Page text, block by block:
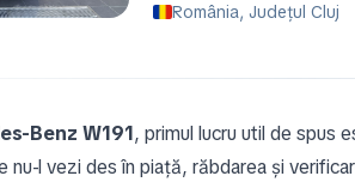
România, Județul Cluj
Benz W191, primul lucru util de spus
nu-l vezi des în piață, răbdarea și